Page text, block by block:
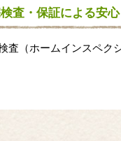
査・保証による安心
査（ホームインスペク